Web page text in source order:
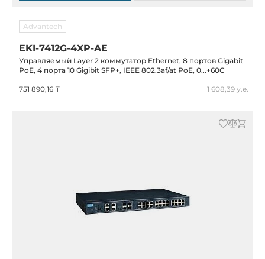
Advantech
EKI-7412G-4XP-AE
Управляемый Layer 2 коммутатор Ethernet, 8 портов Gigabit
PoE, 4 порта 10 Gigibit SFP+, IEEE 802.3af/at PoE, 0...+60C
751 890,16 ₸ 1 608,39 у.е.